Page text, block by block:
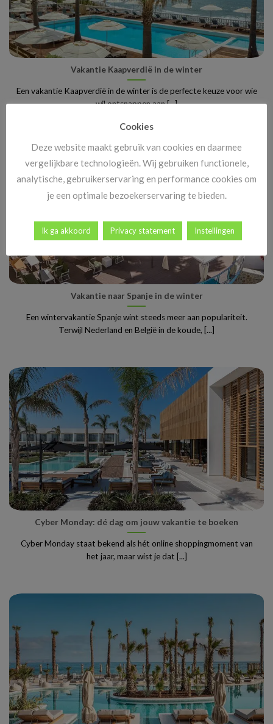
Vakantie Kaapverdië in de winter
Een vakantie Kaapverdië in de winter is de perfecte keuze voor wie
wil ontsnappen aan [...]
Vakantie naar Spanje in de winter
Een wintervakantie Spanje wint steeds meer aan populariteit.
Terwijl Nederland en België in de koude, [...]
Cyber Monday: dé dag om jouw vakantie te boeken
Cyber Monday staat bekend als hét online shoppingmoment van
het jaar, maar wist je dat [...]
Cookies
Deze website maakt gebruik van cookies en daarmee
vergelijkbare technologieën. Wij gebruiken functionele,
analytische, gebruikerservaring en performance cookies om
je een optimale bezoekerservaring te bieden.
Ik ga akkoord Privacy statement Instellingen